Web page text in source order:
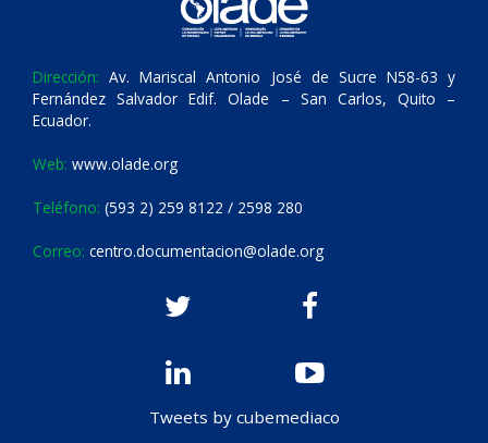
Dirección: Av. Mariscal Antonio José de Sucre N58-63 y
Fernández Salvador Edif. Olade – San Carlos, Quito –
Ecuador.
Web: www.olade.org
Teléfono: (593 2) 259 8122 / 2598 280
Correo: centro.documentacion@olade.org
Tweets by cubemediaco